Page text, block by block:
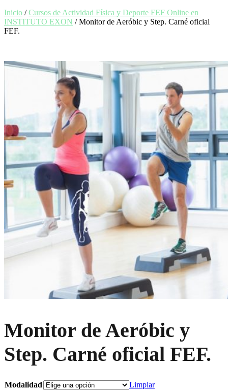
Inicio /Cursos de Actividad Física y Deporte FEF Online en
INSTITUTO EXON / Monitor de Aeróbic y Step. Carné oficial
FEF.
Monitor de Aeróbic y
Step. Carné oficial FEF.
Modalidad
Limpiar